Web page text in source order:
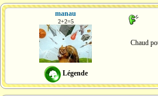
manau
2+2=5
Légende
Chaud